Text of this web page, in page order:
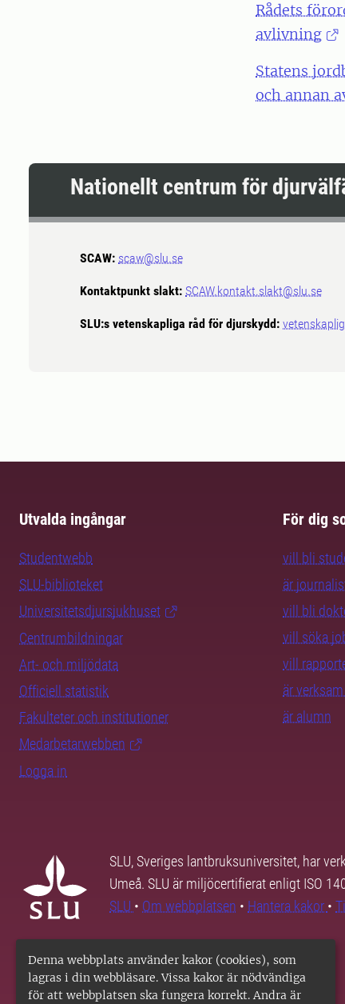
Denna webbplats använder kakor (cookies), som
lagras i din webbläsare. Vissa kakor är nödvändiga
för att webbplatsen ska fungera korrekt. Andra är
Rådets
avlivning
Statens
och annan
Nationellt centrum för
SCAW: scaw@slu.se
Kontaktpunkt slakt: SCAW.kontakt.slakt@slu.se
SLU:s vetenskapliga råd för djurskydd:
Utvalda ingångar
Studentwebb
SLU-biblioteket
Universitetsdjursjukhuset
Centrumbildningar
Art- och miljödata
Officiell statistik
Fakulteter och institutioner
Medarbetarwebben
Logga in
För dig
vill bli
är
vill bli
vill söka
vill
är
är alumn
SLU, Sveriges lantbruksuniversitet, har
Umeå. SLU är miljöcertifierat enligt ISO
SLU • Om webbplatsen • Hantera kakor •